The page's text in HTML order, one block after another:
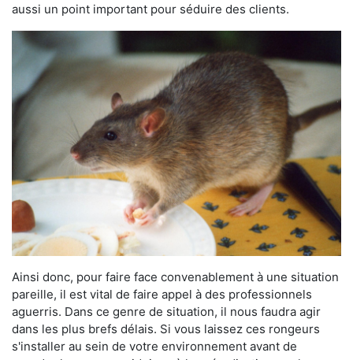
aussi un point important pour séduire des clients.
Ainsi donc, pour faire face convenablement à une situation
pareille, il est vital de faire appel à des professionnels
aguerris. Dans ce genre de situation, il nous faudra agir
dans les plus brefs délais. Si vous laissez ces rongeurs
s'installer au sein de votre environnement avant de